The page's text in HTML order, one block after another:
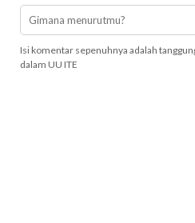
Isi komentar sepenuhnya adalah
dalam UU ITE